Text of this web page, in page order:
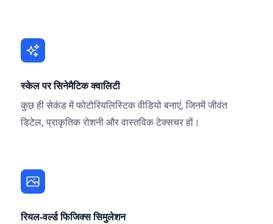
स्केल पर सिनेमैटिक क्वालिटी
कुछ ही सेकंड में फोटोरियलिस्टिक वीडियो बनाएं, जिनमें जीवंत
डिटेल, प्राकृतिक रोशनी और वास्तविक टेक्सचर हों।
रियल-वर्ल्ड फिजिक्स सिमुलेशन